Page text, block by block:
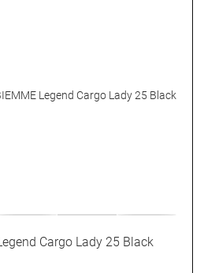
Cargo Lady 25 Black